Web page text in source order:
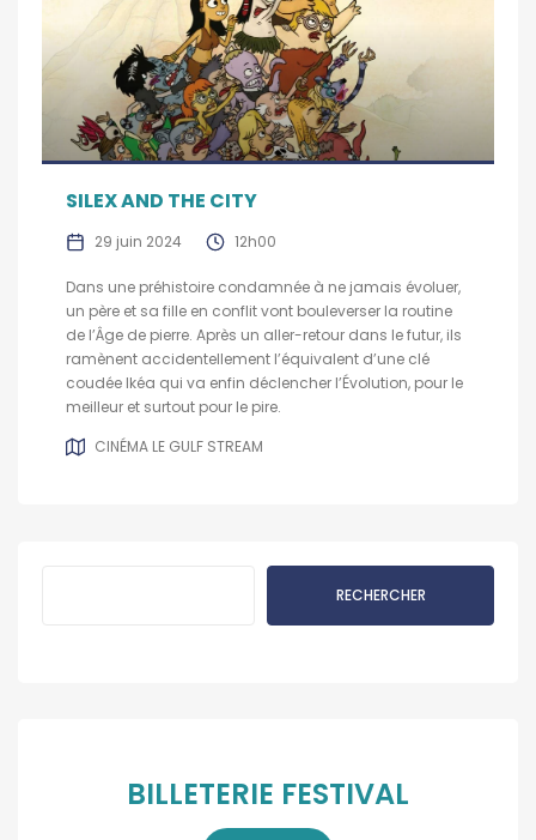
SILEX AND THE CITY
29 juin 2024 12h00
Dans une préhistoire condamnée à ne jamais évoluer,
un père et sa fille en conflit vont bouleverser la routine
de l’Âge de pierre. Après un aller-retour dans le futur, ils
ramènent accidentellement l’équivalent d’une clé
coudée Ikéa qui va enfin déclencher l’Évolution, pour le
meilleur et surtout pour le pire.
CINÉMA LE GULF STREAM
RECHERCHER
BILLETERIE FESTIVAL